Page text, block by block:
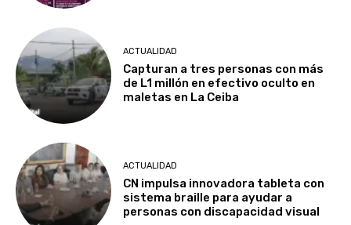
ACTUALIDAD
Capturan a tres personas con más
de L1 millón en efectivo oculto en
maletas en La Ceiba
ACTUALIDAD
CN impulsa innovadora tableta con
sistema braille para ayudar a
personas con discapacidad visual